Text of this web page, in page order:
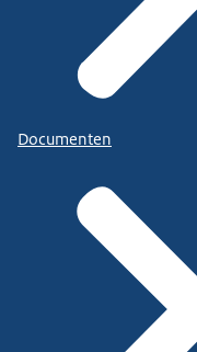
Documenten